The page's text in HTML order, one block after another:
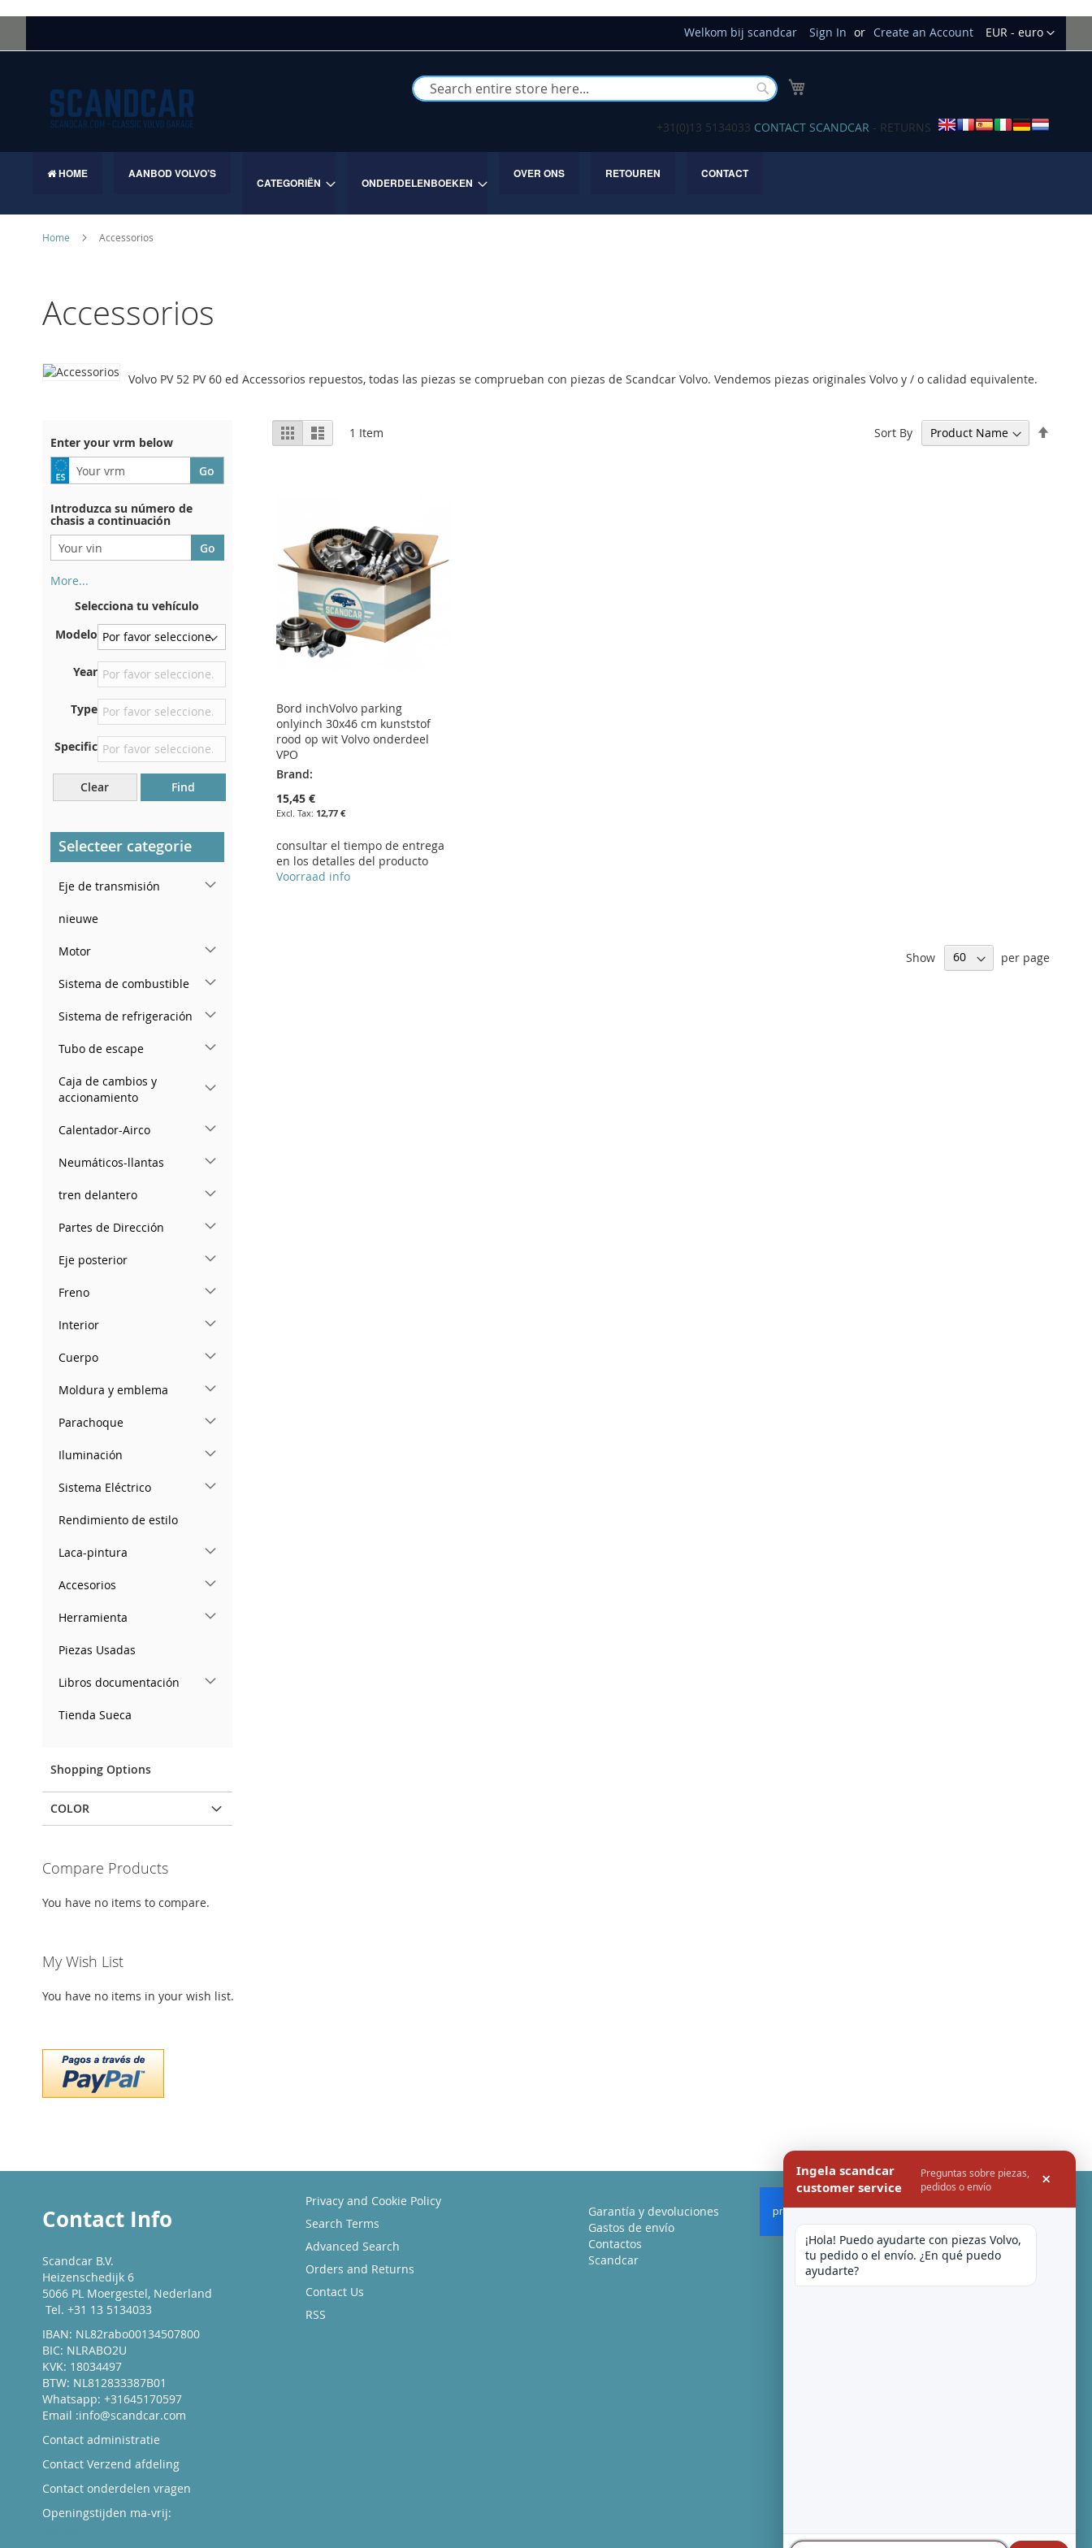
Currency
EUR - euro
Welkom bij scandcar Sign In Create an Account
to
Buscar
+31(0)13 5134033 CONTACT SCANDCAR - RETURNS
HOME AANBOD VOLVO’S
CATEGORIËN ONDERDELENBOEKEN
OVER ONS RETOUREN CONTACT
Home Accessorios
Accessorios
Volvo PV 52 PV 60 ed Accessorios repuestos, todas las piezas se comprueban con piezas de Scandcar Volvo. Vendemos piezas originales Volvo y / o calidad equivalente.
View
as
Grid List 1 Item Sort By
Bord inchVolvo parking
onlyinch 30x46 cm kunststof
rood op wit Volvo onderdeel
VPO
Brand:
15,45 €
12,77 €
consultar el tiempo de entrega
en los detalles del producto
Voorraad info
WISH
LIST
TO
COMPARE
Show per page
Enter your vrm below
Introduzca su número de
chasis a continuación
More...
encuentra en el reverso de su
certificado de registro. Y
también en el coche.
En la placa inferior del
asiento delantero derecho
Centrar contra el mamparo
debajo del capó.
Justo en el compartimento
del motor.
Cerca del parabrisas, en el
En el pilar de la puerta
trasera derecha
Selecciona tu vehículo
Modelo
Year
Type
Specific
Clear Find
Selecteer categorie
Eje de transmisión
nieuwe
Motor
Sistema de combustible
Sistema de refrigeración
Tubo de escape
Caja de cambios y
accionamiento
Calentador-Airco
Neumáticos-llantas
tren delantero
Partes de Dirección
Eje posterior
Freno
Interior
Cuerpo
Moldura y emblema
Parachoque
Iluminación
Sistema Eléctrico
Rendimiento de estilo
Laca-pintura
Accesorios
Herramienta
Piezas Usadas
Libros documentación
Tienda Sueca
Shopping Options
COLOR
Compare Products
You have no items to compare.
My Wish List
You have no items in your wish list.
Contact Info
Scandcar B.V.
Heizenschedijk 6
5066 PL Moergestel, Nederland
Tel. +31 13 5134033
IBAN: NL82rabo00134507800
BIC: NLRABO2U
KVK: 18034497
BTW: NL812833387B01
Whatsapp: +31645170597
Email :info@scandcar.com
Contact administratie
Contact Verzend afdeling
Contact onderdelen vragen
Openingstijden ma-vrij:
Privacy and Cookie Policy
Search Terms
Advanced Search
Orders and Returns
Contact Us
RSS
Garantía y devoluciones
Gastos de envío
Contactos
Scandcar
Ingela scandcar
customer service
Preguntas sobre piezas,
pedidos o envío
×
¡Hola! Puedo ayudarte con piezas Volvo,
tu pedido o el envío. ¿En qué puedo
ayudarte?